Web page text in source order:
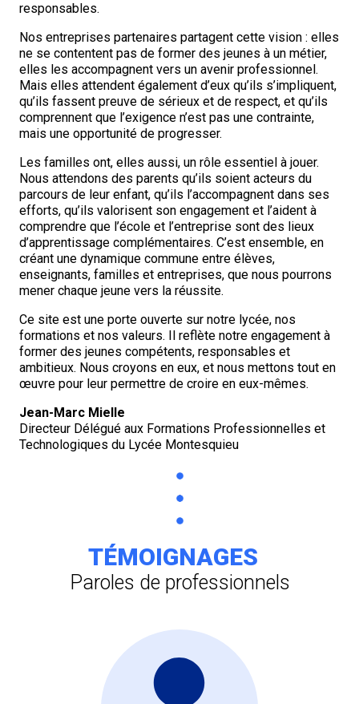
responsables.
Nos entreprises partenaires partagent cette vision : elles
ne se contentent pas de former des jeunes à un métier,
elles les accompagnent vers un avenir professionnel.
Mais elles attendent également d’eux qu’ils s’impliquent,
qu’ils fassent preuve de sérieux et de respect, et qu’ils
comprennent que l’exigence n’est pas une contrainte,
mais une opportunité de progresser.
Les familles ont, elles aussi, un rôle essentiel à jouer.
Nous attendons des parents qu’ils soient acteurs du
parcours de leur enfant, qu’ils l’accompagnent dans ses
efforts, qu’ils valorisent son engagement et l’aident à
comprendre que l’école et l’entreprise sont des lieux
d’apprentissage complémentaires. C’est ensemble, en
créant une dynamique commune entre élèves,
enseignants, familles et entreprises, que nous pourrons
mener chaque jeune vers la réussite.
Ce site est une porte ouverte sur notre lycée, nos
formations et nos valeurs. Il reflète notre engagement à
former des jeunes compétents, responsables et
ambitieux. Nous croyons en eux, et nous mettons tout en
œuvre pour leur permettre de croire en eux-mêmes.
Jean-Marc Mielle
Directeur Délégué aux Formations Professionnelles et
Technologiques du Lycée Montesquieu
TÉMOIGNAGES
Paroles de professionnels